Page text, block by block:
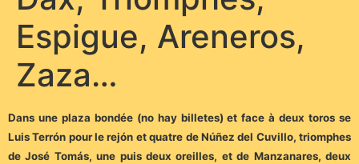
Espigue, Areneros,
Zaza…
Dans une plaza bondée (no hay billetes) et face à deux toros se
Luis Terrón pour le rejón et quatre de Núñez del Cuvillo, triomphes
de José Tomás, une puis deux oreilles, et de Manzanares, deux